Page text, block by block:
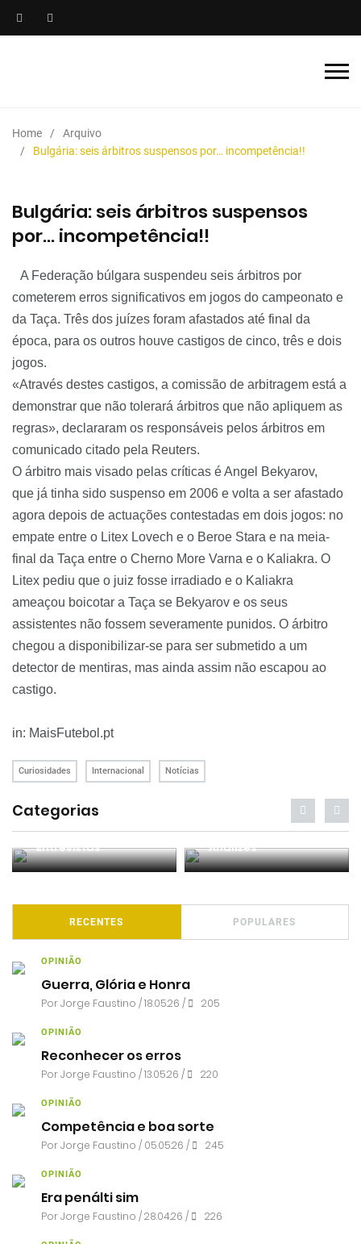
Home
Arquivo
Bulgária: seis árbitros suspensos por… incompetência!!
Bulgária: seis árbitros suspensos
por… incompetência!!
A Federação búlgara suspendeu seis árbitros por
cometerem erros significativos em jogos do campeonato e
da Taça. Três dos juízes foram afastados até final da
época, para os outros houve castigos de cinco, três e dois
jogos.
«Através destes castigos, a comissão de arbitragem está a
demonstrar que não tolerará árbitros que não apliquem as
regras», declararam os responsáveis pelos árbitros em
comunicado citado pela Reuters.
O árbitro mais visado pelas críticas é Angel Bekyarov,
que já tinha sido suspenso em 2006 e volta a ser afastado
agora depois de actuações contestadas em dois jogos: no
empate entre o Litex Lovech e o Beroe Stara e na meia-
final da Taça entre o Cherno More Varna e o Kaliakra. O
Litex pediu que o juiz fosse irradiado e o Kaliakra
ameaçou boicotar a Taça se Bekyarov e os seus
assistentes não fossem severamente punidos. O árbitro
chegou a disponibilizar-se para ser submetido a um
detector de mentiras, mas ainda assim não escapou ao
castigo.
in: MaisFutebol.pt
Curiosidades Internacional Notícias
Categorias
Entrevistas Análises
RECENTES POPULARES
OPINIÃO
Guerra, Glória e Honra
PorJorge Faustino / 18.05.26 / 205
OPINIÃO
Reconhecer os erros
PorJorge Faustino / 13.05.26 / 220
OPINIÃO
Competência e boa sorte
PorJorge Faustino / 05.05.26 / 245
OPINIÃO
Era penálti sim
PorJorge Faustino / 28.04.26 / 226